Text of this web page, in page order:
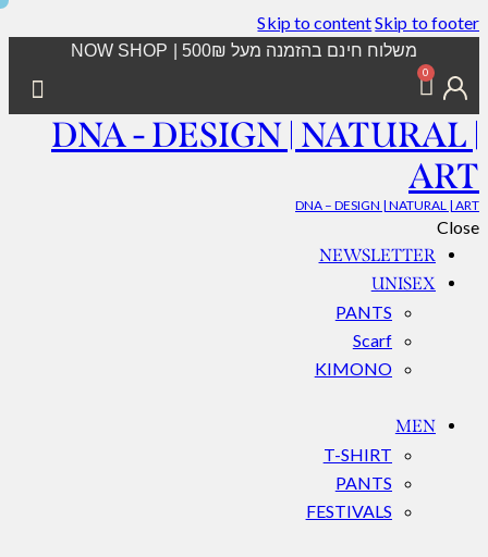
Skip to contentSkip to footer
משלוח חינם בהזמנה מעל 500₪ | NOW SHOP
0
DNA - DESIGN | NATURAL |
ART
DNA – DESIGN | NATURAL | ART
Close
NEWSLETTER
UNISEX
PANTS
Scarf
KIMONO
MEN
T-SHIRT
PANTS
FESTIVALS